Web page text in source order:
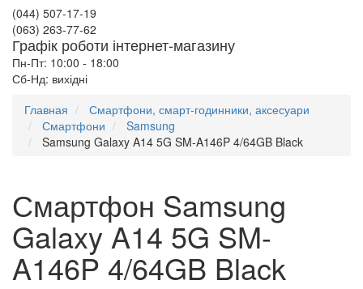
(044) 507-17-19
(063) 263-77-62
Графік роботи інтернет-магазину
Пн-Пт: 10:00 - 18:00
Сб-Нд: вихідні
Главная
Смартфони, смарт-годинники, аксесуари
Смартфони
Samsung
Samsung Galaxy A14 5G SM-A146P 4/64GB Black
Смартфон Samsung
Galaxy A14 5G SM-
A146P 4/64GB Black